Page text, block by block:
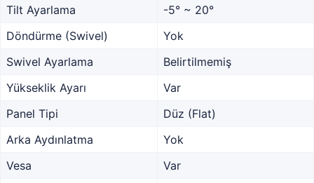
Tilt Ayarlama
-5° ~ 20°
Döndürme (Swivel)
Yok
Swivel Ayarlama
Belirtilmemiş
Yükseklik Ayarı
Var
Panel Tipi
Düz (Flat)
Arka Aydınlatma
Yok
Vesa
Var